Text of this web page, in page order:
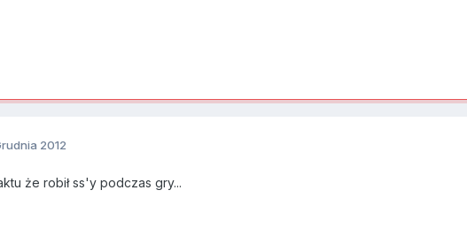
2012
że robił ss'y podczas gry...